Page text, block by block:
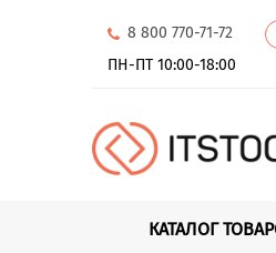
8 800 770-71-72
ПН-ПТ 10:00-18:00
КАТАЛОГ